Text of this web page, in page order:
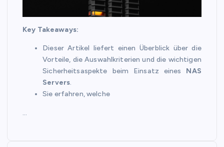
Key Takeaways:
Dieser Artikel liefert einen Überblick über die
Vorteile, die Auswahlkriterien und die wichtigen
Sicherheitsaspekte beim Einsatz eines NAS
Servers.
Sie erfahren, welche
…